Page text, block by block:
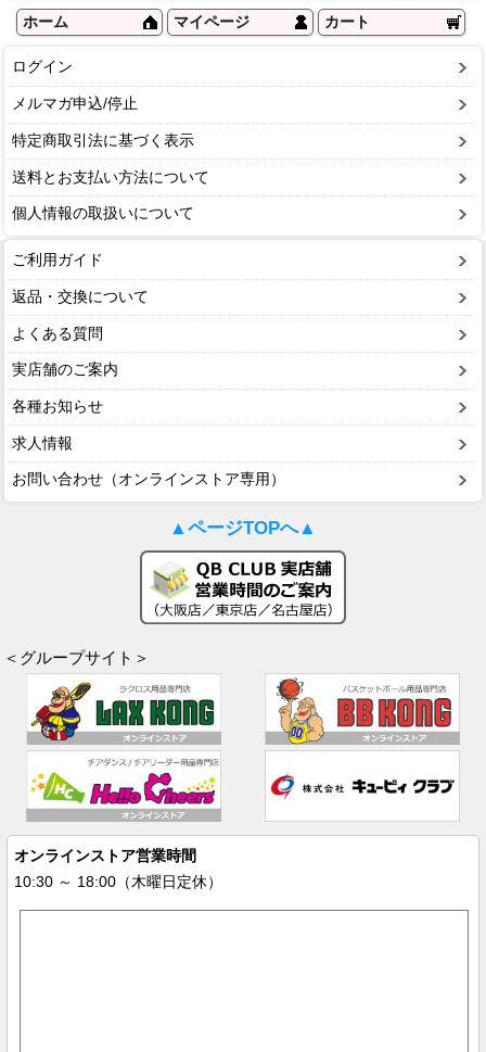
ホーム マイページ カート
ログイン
メルマガ申込/停止
特定商取引法に基づく表示
送料とお支払い方法について
個人情報の取扱いについて
ご利用ガイド
返品・交換について
よくある質問
実店舗のご案内
各種お知らせ
求人情報
お問い合わせ（オンラインストア専用）
▲ページTOPへ▲
＜グループサイト＞
オンラインストア営業時間
10:30 ～ 18:00（木曜日定休）